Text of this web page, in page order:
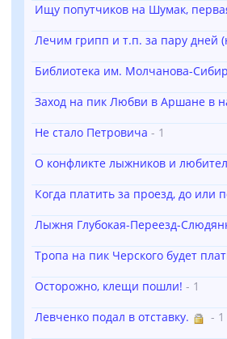
Ищу попутчиков на Шумак,
Лечим грипп и т.п. за пару дней
Библиотека им. Молчанова-
Заход на пик Любви в Аршане в
Не стало Петровича - 1
О конфликте лыжников и
Когда платить за проезд, до или
Лыжня Глубокая-Переезд-
Тропа на пик Черского будет
Осторожно, клещи пошли! - 1
Левченко подал в отставку.
- 1